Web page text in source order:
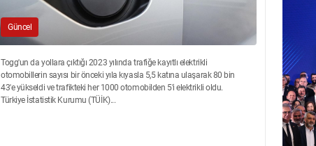
Güncel
Togg'un da yollara çıktığı 2023 yılında trafiğe kayıtlı elektrikli
otomobillerin sayısı bir önceki yıla kıyasla 5,5 katına ulaşarak 80 bin
43'e yükseldi ve trafikteki her 1000 otomobilden 5'i elektrikli oldu.
Türkiye İstatistik Kurumu (TÜİK)...